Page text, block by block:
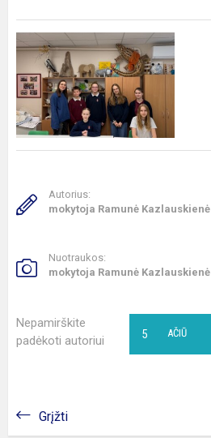
Autorius:
mokytoja Ramunė Kazlauskienė
Nuotraukos:
mokytoja Ramunė Kazlauskienė
Nepamirškite
padėkoti autoriui
AČIŪ
5
Grįžti